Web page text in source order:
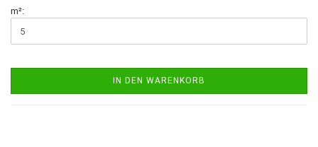
m²:
IN DEN WARENKORB